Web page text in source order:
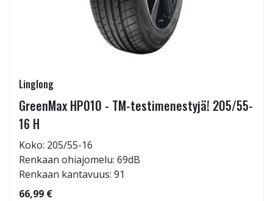
Linglong
GreenMax HP010 - TM-testimenestyjä! 205/55-
16 H
Koko: 205/55-16
Renkaan ohiajomelu: 69dB
Renkaan kantavuus: 91
66,99 €